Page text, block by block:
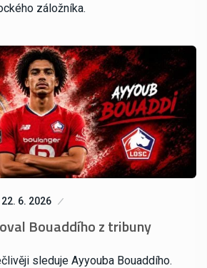
záložníka.
22. 6. 2026
Bouaddího z tribuny
sleduje Ayyouba Bouaddího.